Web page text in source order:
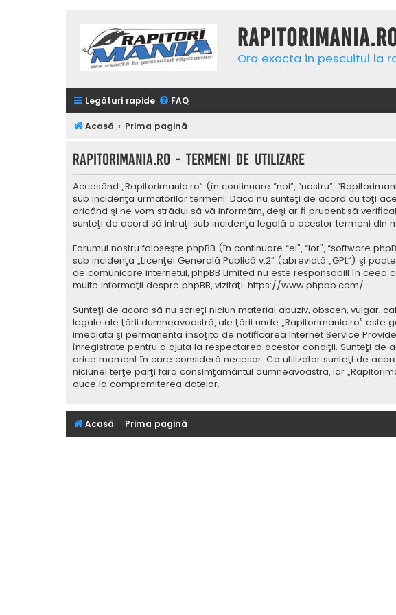
Ora exacta in pescuitul la
Legături rapide FAQ
Acasă Prima pagină
Rapitorimania.ro - Termeni de utilizare
Accesând „Rapitorimania.ro” (în continuare “noi”, “nostru”,
sub incidenţa următorilor termeni. Dacă nu sunteţi de acord cu toţi
oricând şi ne vom strădui să vă informăm, deşi ar fi prudent să
sunteţi de acord să intraţi sub incidenţa legală a acestor termeni din
Forumul nostru foloseşte phpBB (în continuare “ei”, “lor”, “software
sub incidenţa „Licenţei Generală Publică v.2” (abreviată „GPL”) şi
de comunicare internetul, phpBB Limited nu este responsabill în
multe informaţii despre phpBB, vizitaţi: https://www.phpbb.com/.
Sunteţi de acord să nu scrieţi niciun material abuziv, obscen, vulgar,
legale ale ţării dumneavoastră, ale ţării unde „Rapitorimania.ro”
imediată şi permanentă însoţită de notificarea Internet Service
înregistrate pentru a ajuta la respectarea acestor condiţii. Sunteţi de
orice moment în care consideră necesar. Ca utilizator sunteţi de
niciunei terţe părţi fără consimţământul dumneavoastră, iar
duce la compromiterea datelor.
Acasă Prima pagină